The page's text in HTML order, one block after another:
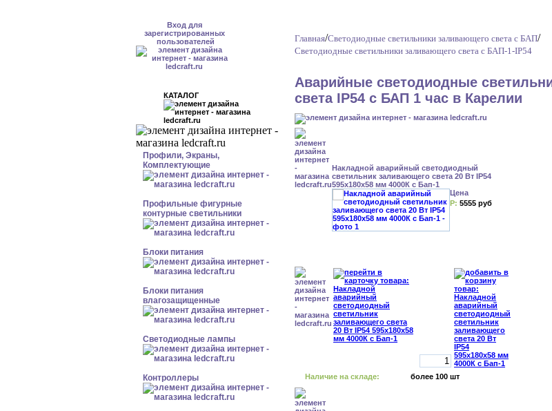
Вход для
зарегистрированных
пользователей
КАТАЛОГ
Профили, Экраны,
Комплектующие
Профильные фигурные
контурные светильники
Блоки питания
Блоки питания
влагозащищенные
Светодиодные лампы
Контроллеры
Главная/Светодиодные светильники заливающего света с БАП/
Светодиодные светильники заливающего света с БАП-1-IP54
Аварийные светодиодные
света IP54 с БАП 1 час в Карелии
Накладной аварийный светодиодный
светильник заливающего света 20 Вт IP54
595x180x58 мм 4000К с Бап-1
Цена
Р: 5555 руб
Наличие на складе: более 100 шт